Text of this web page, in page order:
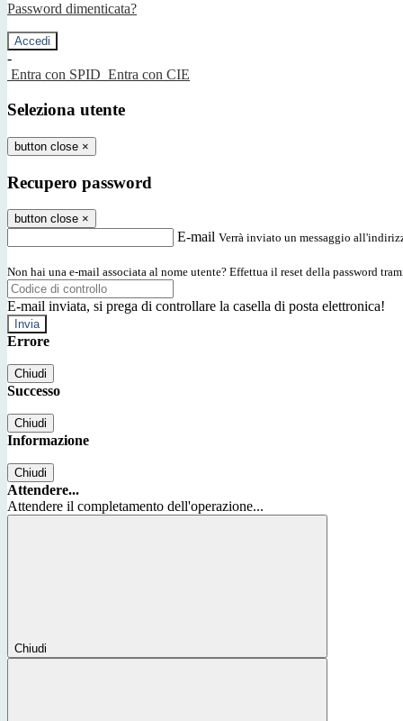
Password dimenticata?
-
Entra con SPID Entra con CIE
Seleziona utente
button close ×
Recupero password
button close ×
E-mail Verrà inviato un messaggio
Non hai una e-mail associata al nome utente? Effettua il reset della password
E-mail inviata, si prega di controllare la casella di posta elettronica!
Errore
Chiudi
Successo
Chiudi
Informazione
Chiudi
Attendere...
Attendere il completamento dell'operazione...
Chiudi